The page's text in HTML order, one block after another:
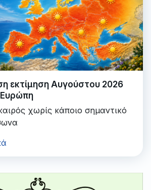
εκτίμηση Αυγούστου 2026
χωρίς κάποιο σημαντικό